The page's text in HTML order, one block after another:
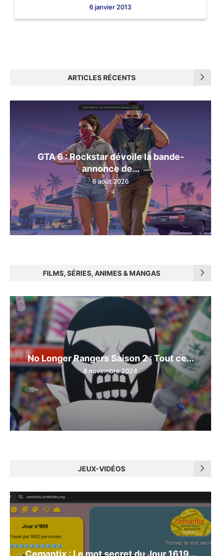
6 janvier 2013
ARTICLES RÉCENTS
GTA 6 : Rockstar dévoile la bande-
annonce de...
6 août 2026
FILMS, SÉRIES, ANIMES & MANGAS
No Longer Rangers Saison 2 : Tout ce...
8 novembre 2024
JEUX-VIDÉOS
Cemantix : Le mot secret du Jour 1619...